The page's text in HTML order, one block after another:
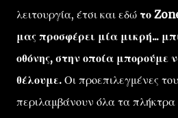
λειτουργία, έτσι και εδώ το
μας προσφέρει μία μικρή...
οθόνης, στην οποία μπορούμε
θέλουμε. Οι προεπιλεγμένες
περιλαμβάνουν όλα τα πλήκτρα